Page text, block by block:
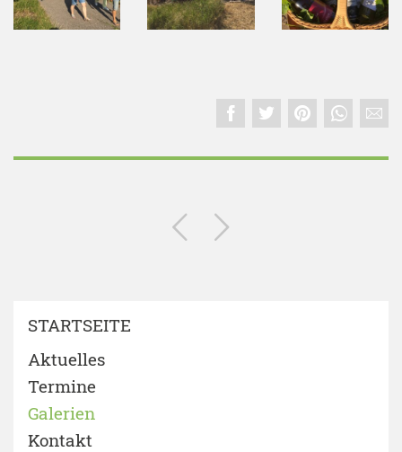
STARTSEITE
Aktuelles
Termine
Galerien
Kontakt